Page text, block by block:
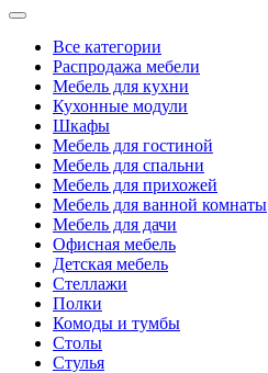
Все категории
Распродажа мебели
Мебель для кухни
Кухонные модули
Шкафы
Мебель для гостиной
Мебель для спальни
Мебель для прихожей
Мебель для ванной комнаты
Мебель для дачи
Офисная мебель
Детская мебель
Стеллажи
Полки
Комоды и тумбы
Столы
Стулья